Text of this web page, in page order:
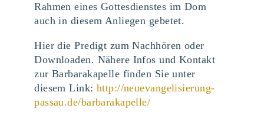
Rahmen eines Gottesdienstes im Dom
auch in diesem Anliegen gebetet.
Hier die Predigt zum Nachhören oder
Downloaden. Nähere Infos und Kontakt
zur Barbarakapelle finden Sie unter
diesem Link: http://neuevangelisierung-
passau.de/barbarakapelle/